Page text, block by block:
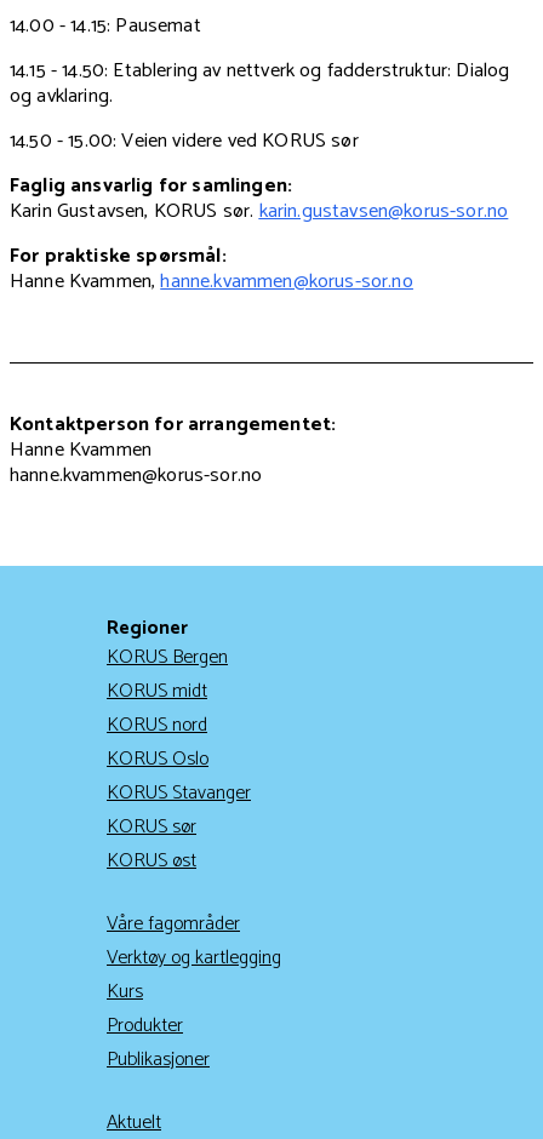
14.00 - 14.15: Pausemat
14.15 - 14.50: Etablering av nettverk og fadderstruktur: Dialog
og avklaring.
14.50 - 15.00: Veien videre ved KORUS sør
Faglig ansvarlig for samlingen:
Karin Gustavsen, KORUS sør.karin.gustavsen@korus-sor.no
For praktiske spørsmål:
Hanne Kvammen,hanne.kvammen@korus-sor.no
Kontaktperson for arrangementet:
Hanne Kvammen
hanne.kvammen@korus-sor.no
Regioner
KORUS Bergen
KORUS midt
KORUS nord
KORUS Oslo
KORUS Stavanger
KORUS sør
KORUS øst
Våre fagområder
Verktøy og kartlegging
Kurs
Produkter
Publikasjoner
Aktuelt